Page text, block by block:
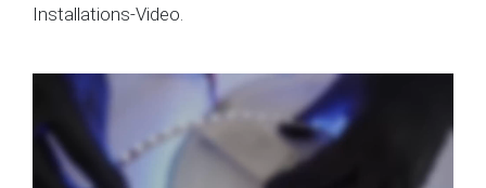
Installations-Video.